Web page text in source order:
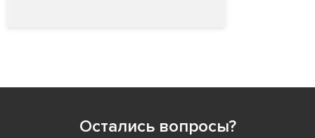
Остались вопросы?